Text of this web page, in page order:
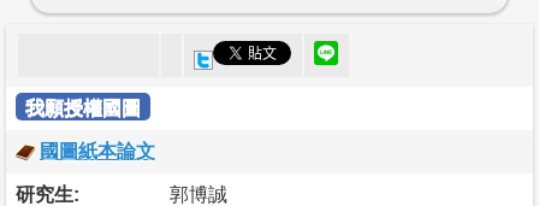
我願授權國圖
國圖紙本論文
研究生: 郭博誠